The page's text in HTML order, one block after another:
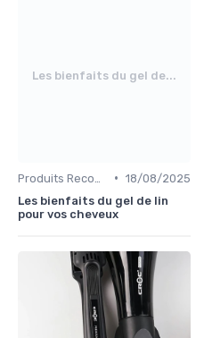
Les bienfaits du gel de...
• 18/08/2025
Les bienfaits du gel de lin
pour vos cheveux